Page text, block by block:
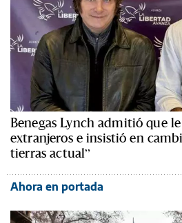
Benegas Lynch admitió que
extranjeros e insistió en
tierras actual”
Ahora en portada